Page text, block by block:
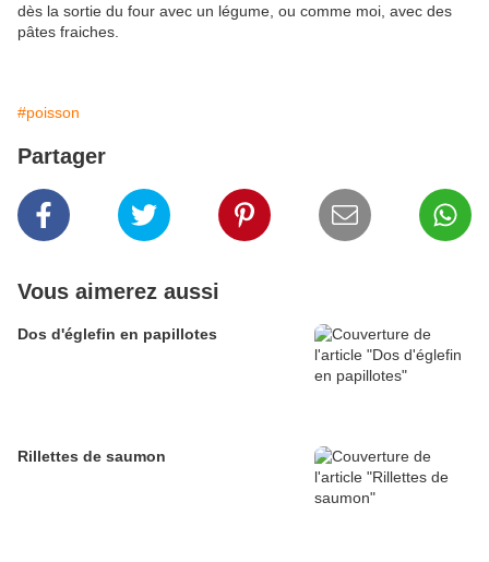
dès la sortie du four avec un légume, ou comme moi, avec des
pâtes fraiches.
#poisson
Partager
Vous aimerez aussi
Dos d'églefin en papillotes
Rillettes de saumon